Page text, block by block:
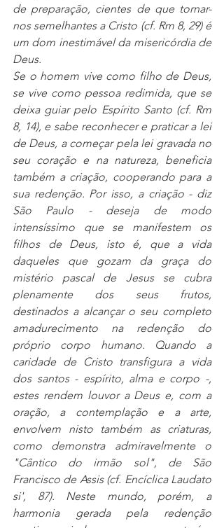
de preparação, cientes de que tornar-
nos semelhantes a Cristo (cf. Rm 8, 29) é
um dom inestimável da misericórdia de
Deus.
Se o homem vive como filho de Deus,
se vive como pessoa redimida, que se
deixa guiar pelo Espírito Santo (cf. Rm
8, 14), e sabe reconhecer e praticar a lei
de Deus, a começar pela lei gravada no
seu coração e na natureza, beneficia
também a criação, cooperando para a
sua redenção. Por isso, a criação - diz
São Paulo - deseja de modo
intensíssimo que se manifestem os
filhos de Deus, isto é, que a vida
daqueles que gozam da graça do
mistério pascal de Jesus se cubra
plenamente dos seus frutos,
destinados a alcançar o seu completo
amadurecimento na redenção do
próprio corpo humano. Quando a
caridade de Cristo transfigura a vida
dos santos - espírito, alma e corpo -,
estes rendem louvor a Deus e, com a
oração, a contemplação e a arte,
envolvem nisto também as criaturas,
como demonstra admiravelmente o
"Cântico do irmão sol", de São
Francisco de Assis (cf. Encíclica Laudato
si', 87). Neste mundo, porém, a
harmonia gerada pela redenção